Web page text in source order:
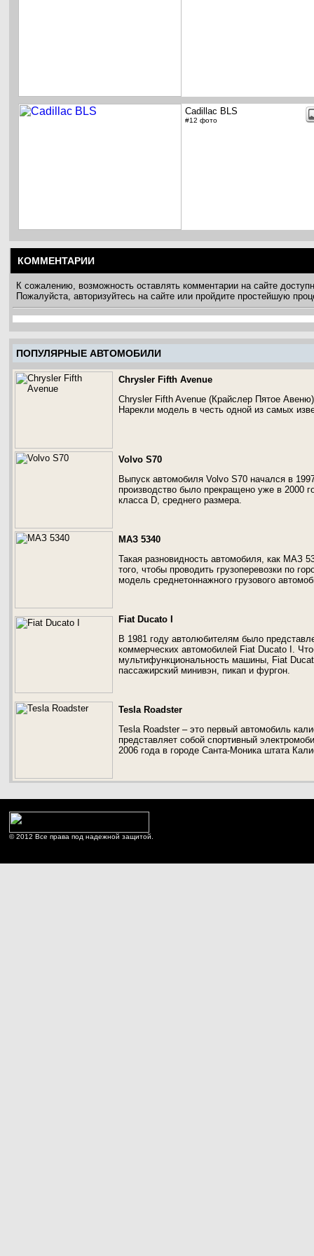
Cadillac BLS
#12 фото
КОММЕНТАРИИ
К сожалению, возможность оставлять комментарии на сайте
Пожалуйста, авторизуйтесь на сайте или пройдите простейшую
ПОПУЛЯРНЫЕ АВТОМОБИЛИ
Chrysler Fifth Avenue
Chrysler Fifth Avenue (Крайслер Пятое
Нарекли модель в честь одной из самых
Volvo S70
Выпуск автомобиля Volvo S70 начался в
производство было прекращено уже в 2000
класса D, среднего размера.
МАЗ 5340
Такая разновидность автомобиля, как МАЗ
того, чтобы проводить грузоперевозки по
модель среднетоннажного грузового
Fiat Ducato I
В 1981 году автолюбителям было
коммерческих автомобилей Fiat Ducato I.
мультифункциональность машины, Fiat
пассажирский минивэн, пикап и фургон.
Tesla Roadster
Tesla Roadster – это первый автомобиль
представляет собой спортивный
2006 года в городе Санта-Моника штата
© 2012 Все права под надежной защитой.